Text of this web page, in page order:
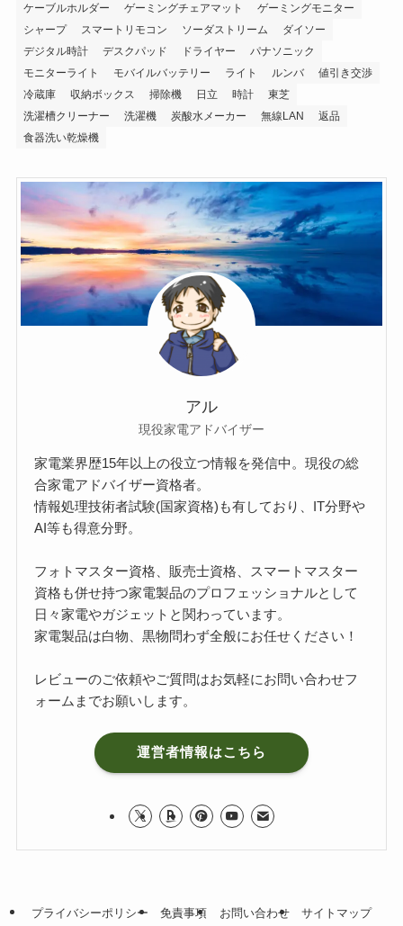
ケーブルホルダー
ゲーミングチェアマット
ゲーミングモニター
シャープ
スマートリモコン ソーダストリーム
ダイソー
デジタル時計
デスクパッド ドライヤー
パナソニック
モニターライト
モバイルバッテリー ライト ルンバ
値引き交渉
冷蔵庫
収納ボックス 掃除機 日立 時計
東芝
洗濯槽クリーナー
洗濯機 炭酸水メーカー 無線LAN
返品
食器洗い乾燥機
アル
現役家電アドバイザー
家電業界歴15年以上の役立つ情報を発信中。現役の総
合家電アドバイザー資格者。
情報処理技術者試験(国家資格)も有しており、IT分野や
AI等も得意分野。
フォトマスター資格、販売士資格、スマートマスター
資格も併せ持つ家電製品のプロフェッショナルとして
日々家電やガジェットと関わっています。
家電製品は白物、黒物問わず全般にお任せください！
レビューのご依頼やご質問はお気軽にお問い合わせフ
ォーム までお願いします。
運営者情報はこちら
プライバシーポリシー 免責事項 お問い合わせ サイトマップ